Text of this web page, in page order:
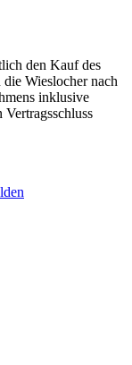
den Kauf des
Wieslocher nach
inklusive
Vertragsschluss